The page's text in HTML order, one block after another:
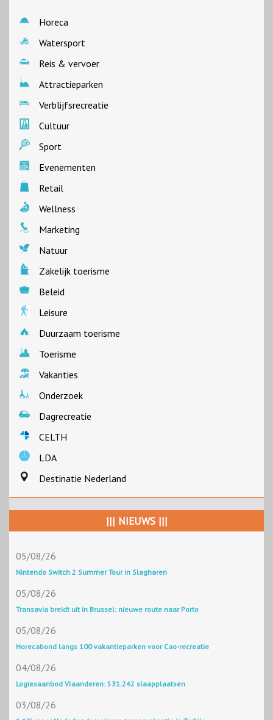
Horeca
Watersport
Reis & vervoer
Attractieparken
Verblijfsrecreatie
Cultuur
Sport
Evenementen
Retail
Wellness
Marketing
Natuur
Zakelijk toerisme
Beleid
Leisure
Duurzaam toerisme
Toerisme
Vakanties
Onderzoek
Dagrecreatie
CELTH
LDA
Destinatie Nederland
||| NIEUWS |||
05/08/26
Nintendo Switch 2 Summer Tour in Slagharen
05/08/26
Transavia breidt uit in Brussel: nieuwe route naar Porto
05/08/26
Horecabond langs 100 vakantieparken voor Cao-recreatie
04/08/26
Logiesaanbod Vlaanderen: 531.242 slaapplaatsen
03/08/26